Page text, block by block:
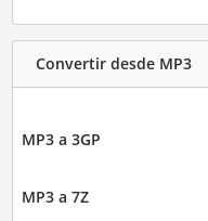
Convertir desde MP3
MP3 a 3GP
MP3 a 7Z